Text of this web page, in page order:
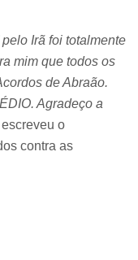
Irã foi totalmente
mim que todos os
de Abraão.
Agradeço a
escreveu o
contra as